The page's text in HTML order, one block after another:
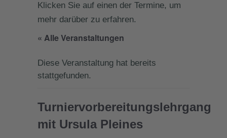
Klicken Sie auf einen der Termine, um
mehr darüber zu erfahren.
« Alle Veranstaltungen
Diese Veranstaltung hat bereits
stattgefunden.
Turniervorbereitungslehrgang
mit Ursula Pleines